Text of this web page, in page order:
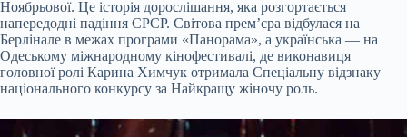
Ноябрьової. Це історія дорослішання, яка розгортається
напередодні падіння СРСР. Світова прем’єра відбулася на
Берлінале в межах програми «Панорама», а українська — на
Одеському міжнародному кінофестивалі, де виконавиця
головної ролі Карина Химчук отримала Спеціальну відзнаку
національного конкурсу за Найкращу жіночу роль.